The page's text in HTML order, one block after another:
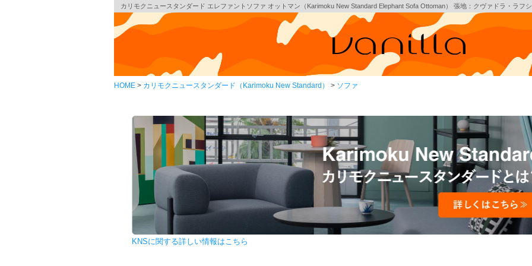
カリモクニュースタンダード エレファントソファ オットマン（Karimoku New Standard Elephant Sofa Ottoman） 張地：クヴァドラ・ラフ
HOME カリモクニュースタンダード（Karimoku New Standard） ソファ
KNSに関する詳しい情報はこちら